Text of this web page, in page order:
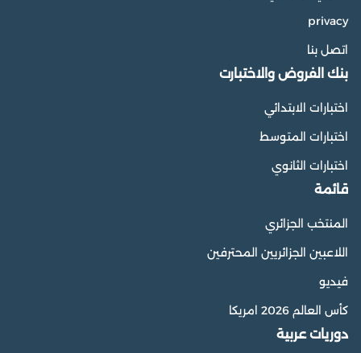
privacy
اتصل بنا
بنك الفروض والاختبارت
اختبارات الابتدائي
اختبارات المتوسط
اختبارات الثانوي
قائمة
المنتخب الجزائري
اللاعبين الجزائريين المحترفين
فيديو
كأس العالم 2026 امريكا
دوريات عربية